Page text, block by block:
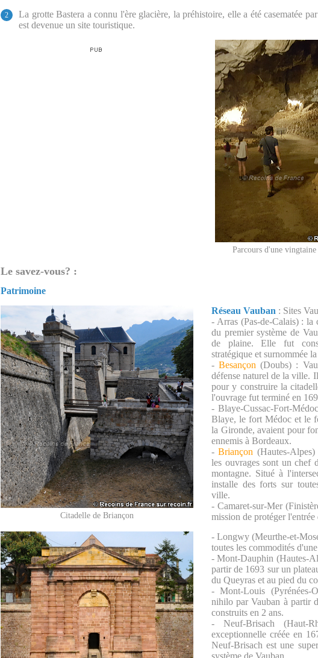
2
La grotte Bastera a connu l'ère glacière, la préhistoire, elle a été casematée
est devenue un site touristique.
Parcours d'une
Le savez-vous? :
Patrimoine
Citadelle de Briançon
Réseau Vauban : Sites
- Arras (Pas-de-Calais) : la
du premier système de
de plaine. Elle fut
stratégique et surnommée
-Besançon (Doubs) :
défense naturel de la ville.
pour y construire la
l'ouvrage fut terminé en
- Blaye-Cussac-Fort-
Blaye, le fort Médoc et le
la Gironde, avaient pour
ennemis à Bordeaux.
-Briançon (Hautes-
les ouvrages sont un chef
montagne. Situé à
installe des forts sur
ville.
- Camaret-sur-Mer
mission de protéger
- Longwy (Meurthe-et-
toutes les commodités
- Mont-Dauphin (Hautes-
partir de 1693 sur un
du Queyras et au pied du
- Mont-Louis (Pyrénées-
nihilo par Vauban à partir
construits en 2 ans.
- Neuf-Brisach
exceptionnelle créée en
Neuf-Brisach est une
système de Vauban.